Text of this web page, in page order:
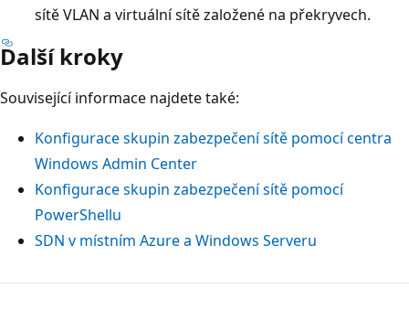
sítě VLAN a virtuální sítě založené na překryvech.
Další kroky
Související informace najdete také:
Konfigurace skupin zabezpečení sítě pomocí centra
Windows Admin Center
Konfigurace skupin zabezpečení sítě pomocí
PowerShellu
SDN v místním Azure a Windows Serveru